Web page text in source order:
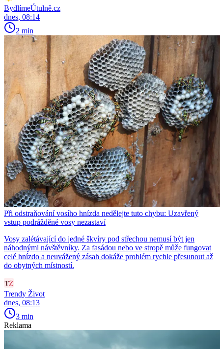
BydlímeÚtulně.cz
dnes, 08:14
2 min
Při odstraňování vosího hnízda nedělejte tuto chybu: Uzavřený
vstup podrážděné vosy nezastaví
Vosy zalétávající do jedné škvíry pod střechou nemusí být jen
náhodnými návštěvníky. Za fasádou nebo ve stropě může fungovat
celé hnízdo a neuvážený zásah dokáže problém rychle přesunout až
do obytných místností.
Trendy Život
dnes, 08:13
3 min
Reklama